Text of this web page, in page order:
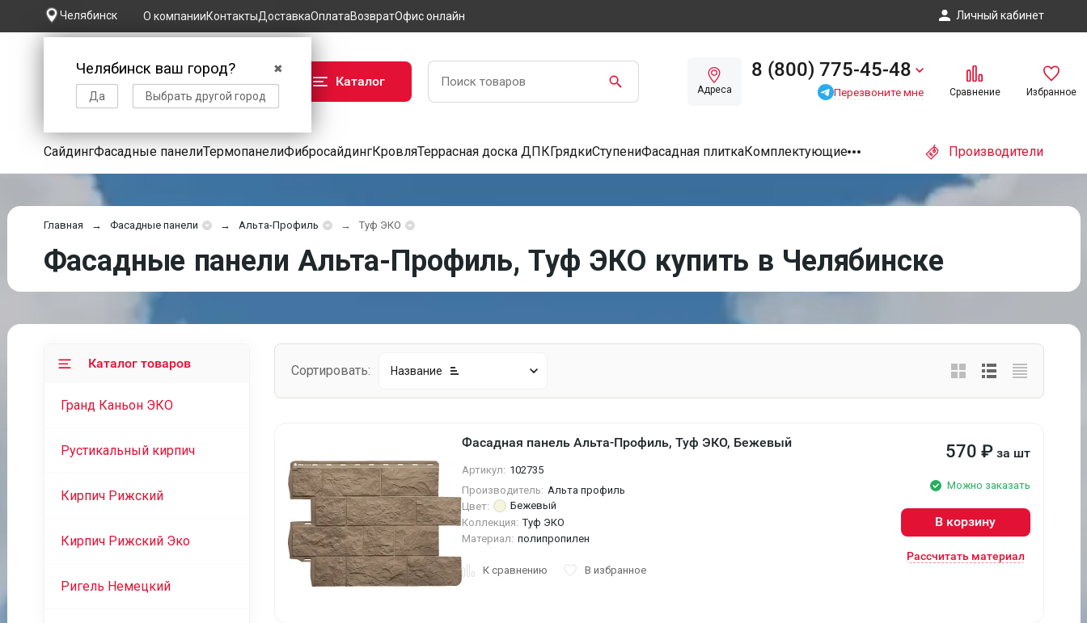
Челябинск
✖
Челябинск ваш город?
Да Выбрать другой город
О компанииКонтактыДоставкаОплатаВозвратОфис онлайн Личный кабинет
Каталог
Адреса
8 (800) 775-45-48
Перезвоните мне Сравнение Избранное
СайдингФасадные панелиТермопанелиФибросайдингКровляТеррасная доска ДПКГрядкиСтупениФасадная плиткаКомплектующие Производители
Главная Фасадные панели Альта-Профиль Туф ЭКО
Фасадные панели Альта-Профиль, Туф ЭКО купить в Челябинске
Сортировать: Название
Фасадная панель Альта-Профиль, Туф ЭКО, Бежевый
Артикул: 102735
Производитель: Альта профиль
Цвет:
Бежевый
Коллекция: Туф ЭКО
Материал: полипропилен
К сравнению В избранное
570 ₽ за шт
Можно заказать
В корзину
Рассчитать материал
Каталог товаров
Гранд Каньон ЭКО
Рустикальный кирпич
Кирпич Рижский
Кирпич Рижский Эко
Ригель Немецкий